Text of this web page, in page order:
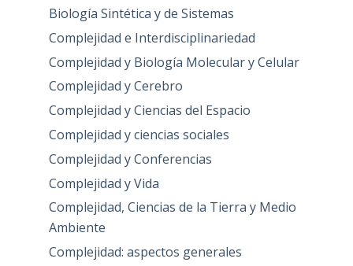
Biología Sintética y de Sistemas
Complejidad e Interdisciplinariedad
Complejidad y Biología Molecular y Celular
Complejidad y Cerebro
Complejidad y Ciencias del Espacio
Complejidad y ciencias sociales
Complejidad y Conferencias
Complejidad y Vida
Complejidad, Ciencias de la Tierra y Medio
Ambiente
Complejidad: aspectos generales